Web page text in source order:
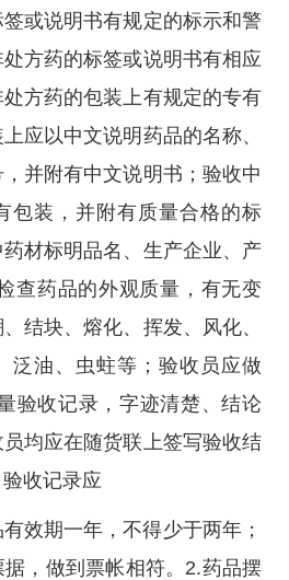
或说明书有规定的标示和警
方药的标签或说明书有相应
方药的包装上有规定的专有
应以中文说明药品的名称、
并附有中文说明书；验收中
包装，并附有质量合格的标
材标明品名、生产企业、产
查药品的外观质量，有无变
结块、熔化、挥发、风化、
泛油、虫蛀等；验收员应做
验收记录，字迹清楚、结论
均应在随货联上签写验收结
收记录应
效期一年，不得少于两年；
，做到票帐相符。2.药品摆